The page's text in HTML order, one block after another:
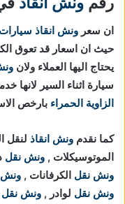
ان سعر ونش انقاذ سيارات
حيث ان اسعار قد تعوق
يحتاج اليها العملاء ولان
سيارة اثناء السير لانها
الزاوية الحمراء بارخص
كما نقدم ونش انقاذ لنقل
الموتوسيكلات , ونش نقل
ونش نقل الكرفانات , ونش
ونش نقل لوادر , ونش نقل